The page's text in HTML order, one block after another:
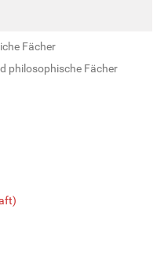
Fächer
philosophische Fächer